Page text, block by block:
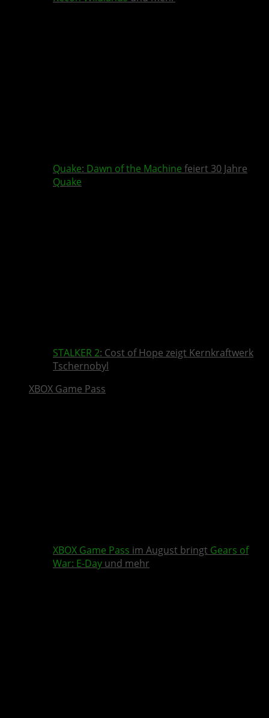
Quake: Dawn of the Machine feiert 30 Jahre
Quake
STALKER 2: Cost of Hope zeigt Kernkraftwerk
Tschernobyl
XBOX Game Pass
XBOX Game Pass im August bringt Gears of
War: E-Day und mehr